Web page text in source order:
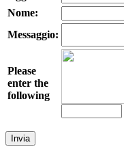
Nome:
Messaggio:
Please
enter the
following